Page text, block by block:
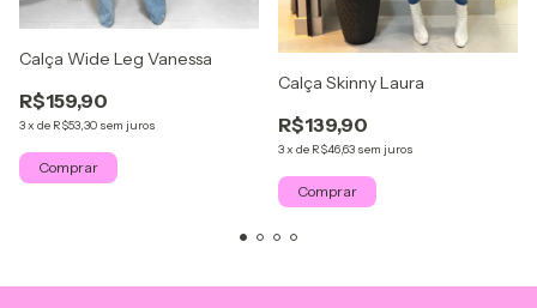
Calça Wide Leg Vanessa
R$159,90
3x de R$53,30 sem juros
Comprar
Calça Skinny Laura
R$139,90
3x de R$46,63 sem juros
Comprar